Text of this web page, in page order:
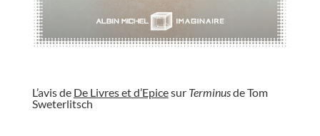
L’avis de De Livres et d’Epicesur Terminusde Tom
Sweterlitsch